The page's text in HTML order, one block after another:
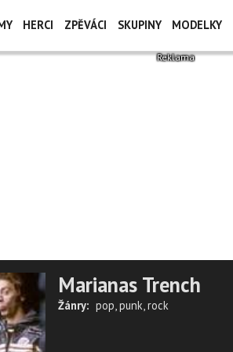
HERCI ZPĚVÁCI SKUPINY MODELKY
Marianas Trench
Žánry: pop,punk,rock